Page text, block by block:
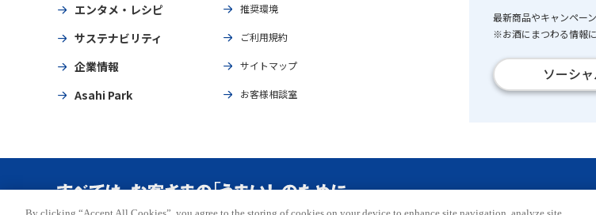
エンタメ・レシピ
サステナビリティ
企業情報
Asahi Park
推奨環境
ご利用規約
サイトマップ
お客様相談室
最新商品やキャンペー
※お酒にまつわる情報
ソーシ